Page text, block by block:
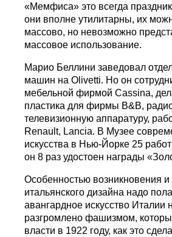
«Мемфиса» это всегда
они вполне утилитарны, их
массово, но невозможно
массовое использование.
Марио Беллини заведовал
машин на Olivetti. Но он
мебельной фирмой Cаssina,
пластика для фирмы В&B,
телевизионную аппаратуру,
Renault, Lancia. В Музее
искусства в Нью-Йорке 25
он 8 раз удостоен награды
Особенностью возникновения и
итальянского дизайна надо
авангардное искусство Италии
разгромлено фашизмом,
власти в 1922 году, как это